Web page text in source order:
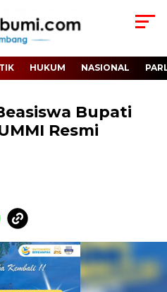
HUKUM NASIONAL
Bupati
Resmi